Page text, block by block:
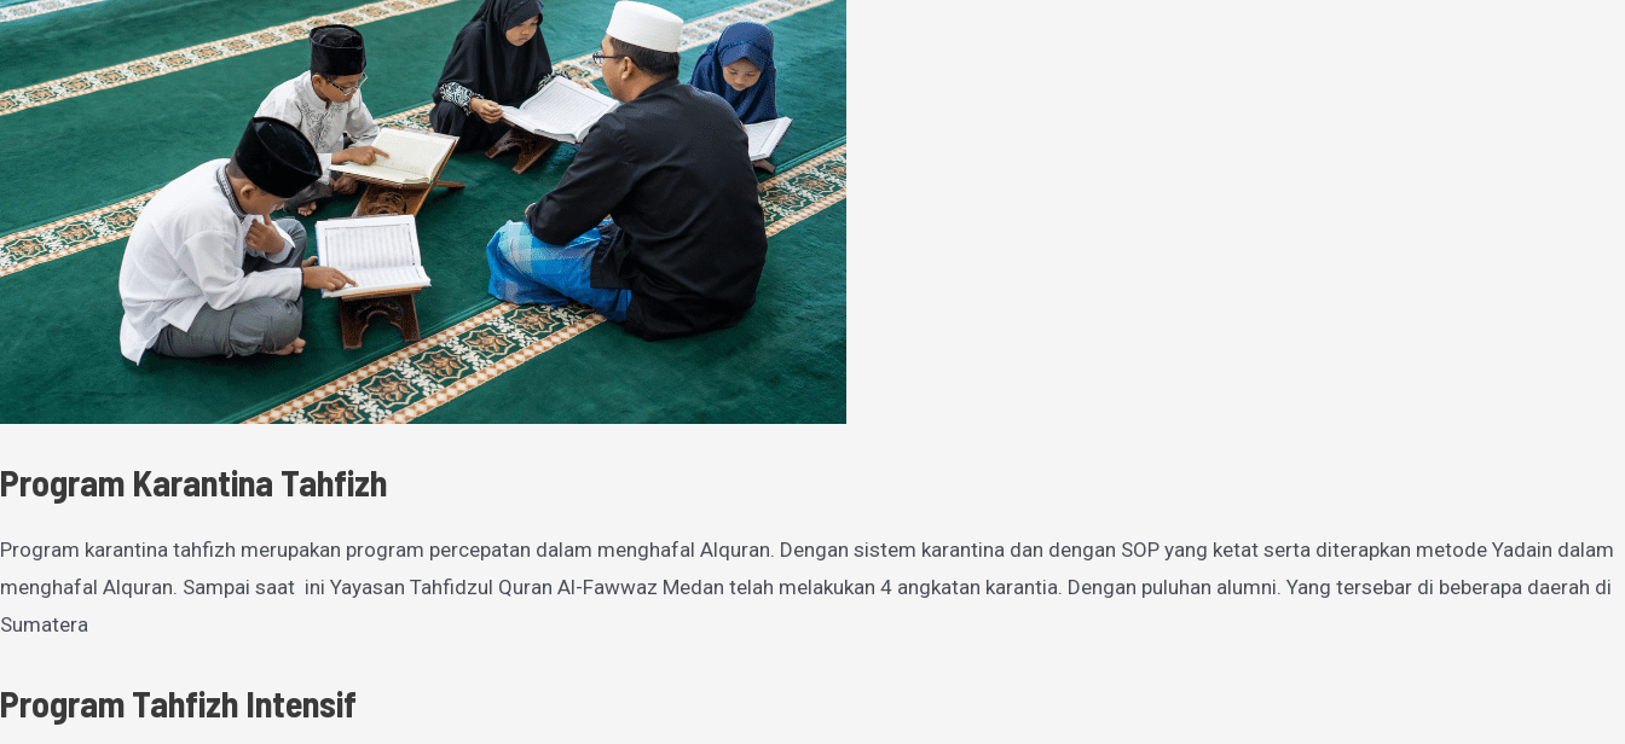
Program Karantina Tahfizh
Program karantina tahfizh merupakan program percepatan dalam menghafal Alquran. Dengan sistem karantina dan dengan SOP yang ketat serta diterapkan metode Yadain dalam
menghafal Alquran. Sampai saat ini Yayasan Tahfidzul Quran Al-Fawwaz Medan telah melakukan 4 angkatan karantia. Dengan puluhan alumni. Yang tersebar di beberapa daerah di
Sumatera
Program Tahfizh Intensif